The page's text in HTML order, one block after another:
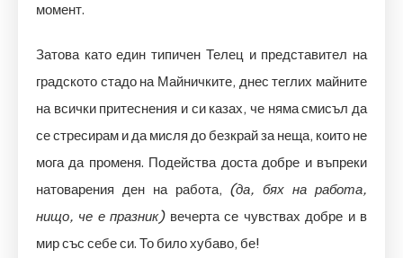
момент.
Затова като един типичен Телец и представител на
градското стадо на Майничките, днес теглих майните
на всички притеснения и си казах, че няма смисъл да
се стресирам и да мисля до безкрай за неща, които не
мога да променя. Подейства доста добре и въпреки
натоварения ден на работа, (да, бях на работа,
нищо, че е празник)вечерта се чувствах добре и в
мир със себе си. То било хубаво, бе!